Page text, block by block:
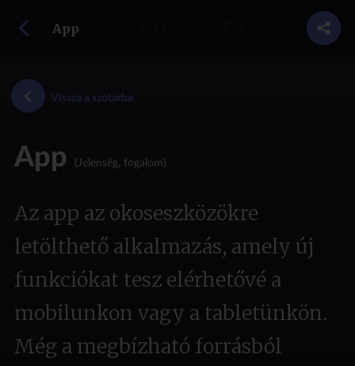
App
Vissza a szótárba
App (Jelenség, fogalom)
Az app az okoseszközökre
letölthető alkalmazás, amely új
funkciókat tesz elérhetővé a
mobilunkon vagy a tabletünkön.
Még a megbízható forrásból